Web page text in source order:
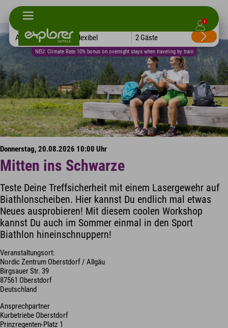
1
NEU: Climate Rate 10% bonus on overnight stays when traveling by train
Alle Hotels Flexibel 2 Gäste
Donnerstag, 20.08.2026 10:00 Uhr
Mitten ins Schwarze
Teste Deine Treffsicherheit mit einem Lasergewehr auf
Biathlonscheiben. Hier kannst Du endlich mal etwas
Neues ausprobieren! Mit diesem coolen Workshop
kannst Du auch im Sommer einmal in den Sport
Biathlon hineinschnuppern!
Veranstaltungsort:
Nordic Zentrum Oberstdorf / Allgäu
Birgsauer Str. 39
87561 Oberstdorf
Deutschland
Ansprechpartner
Kurbetriebe Oberstdorf
Prinzregenten-Platz 1